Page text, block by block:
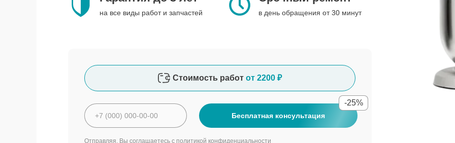
на все виды работ и запчастей в день обращения от 30 минут
Стоимость работ от 2200 ₽
Бесплатная консультация
-25%
Отправляя, Вы соглашаетесь с политикой конфиденциальности